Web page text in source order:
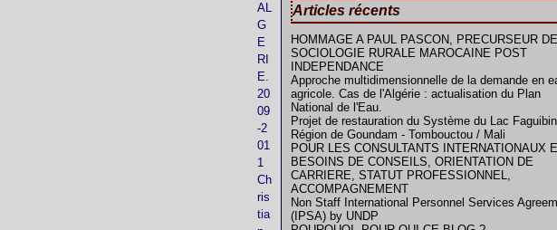
AL
G
E
RI
E.
20
09
-2
01
1
Ch
ris
tia
Articles récents
HOMMAGE A PAUL PASCON, PRECURSEUR
SOCIOLOGIE RURALE MAROCAINE POST
INDEPENDANCE
Approche multidimensionnelle de la demande en
agricole. Cas de l'Algérie : actualisation du Plan
National de l'Eau.
Projet de restauration du Système du Lac
Région de Goundam - Tombouctou / Mali
POUR LES CONSULTANTS INTERNATIONAUX
BESOINS DE CONSEILS, ORIENTATION DE
CARRIERE, STATUT PROFESSIONNEL,
ACCOMPAGNEMENT
Non Staff International Personnel Services
(IPSA) by UNDP